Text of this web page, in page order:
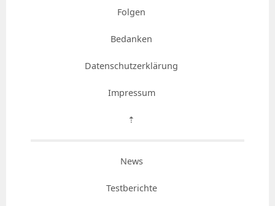
Folgen
Bedanken
Datenschutzerklärung
Impressum
⇡
News
Testberichte